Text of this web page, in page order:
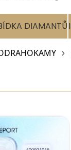
DIAMANTŮ